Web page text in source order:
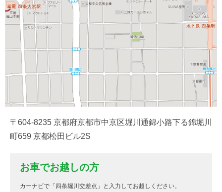
〒604-8235 京都府京都市中京区堀川通錦小路下る錦堀川
町659 京都松田ビル2S
お車でお越しの方
カーナビで「四条堀川交差点」と入力してお越しください。